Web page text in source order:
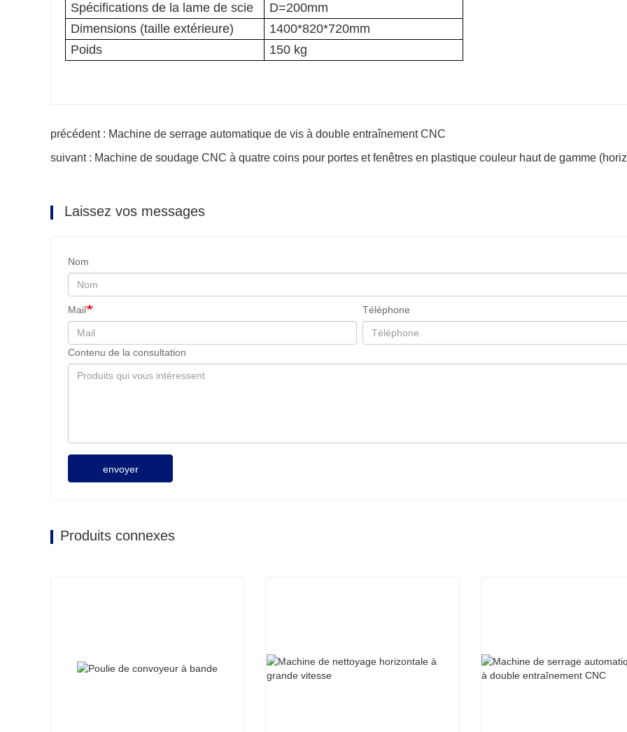
Spécifications de la lame de scie
D=200mm
Dimensions (taille extérieure)
1400*820*720mm
Poids
150 kg
précédent : Machine de serrage automatique de vis à double entraînement CNC
suivant : Machine de soudage CNC à quatre coins pour portes et fenêtres en plastique couleur haut de gamme
Laissez vos messages
Nom
Mail Téléphone
Contenu de la consultation
envoyer
Produits connexes